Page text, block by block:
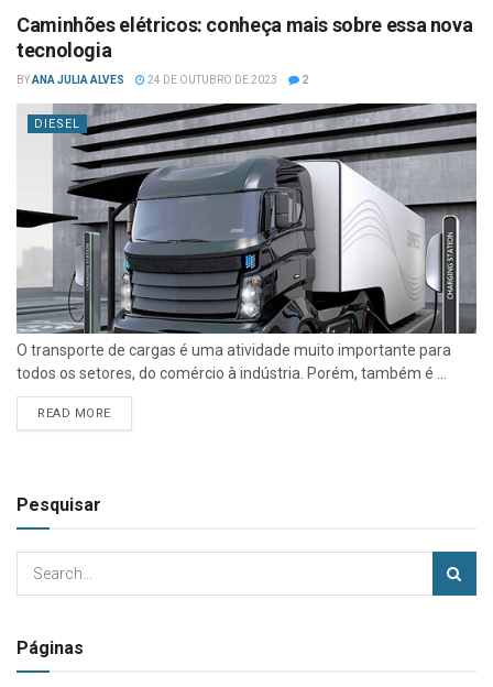
Caminhões elétricos: conheça mais sobre essa nova
tecnologia
BYANA JULIA ALVES 24 DE OUTUBRO DE 2023 2
DIESEL
O transporte de cargas é uma atividade muito importante para
todos os setores, do comércio à indústria. Porém, também é ...
READ MORE
Pesquisar
Páginas